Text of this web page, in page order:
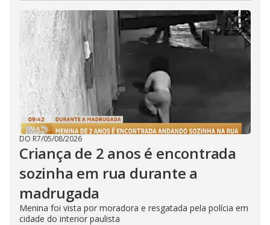
DO R7/05/08/2026
Criança de 2 anos é encontrada
sozinha em rua durante a
madrugada
Menina foi vista por moradora e resgatada pela polícia em
cidade do interior paulista